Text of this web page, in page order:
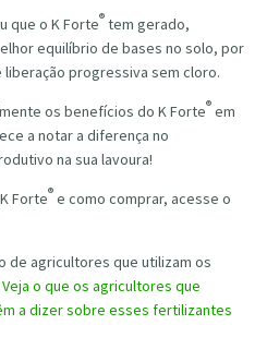
que o K Forte® tem gerado,
equilíbrio de bases no solo, por
progressiva sem cloro.
os benefícios do K Forte® em
a notar a diferença no
na sua lavoura!
Forte® e como comprar, acesse o
de agricultores que utilizam os
Veja o que os agricultores que
a dizer sobre esses fertilizantes